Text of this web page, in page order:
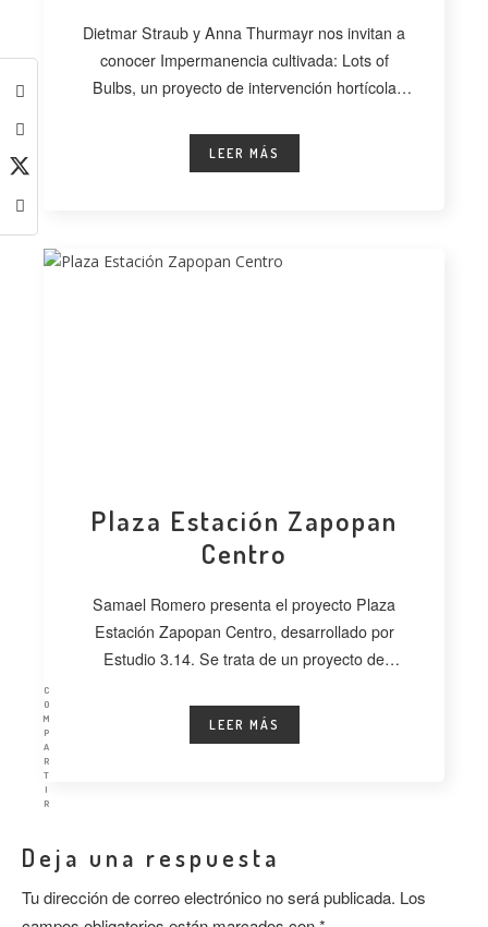
C
O
M
P
A
R
T
I
R
Dietmar Straub y Anna Thurmayr nos invitan a
conocer Impermanencia cultivada: Lots of
Bulbs, un proyecto de intervención hortícola
LEER MÁS
Plaza Estación Zapopan
Centro
Samael Romero presenta el proyecto Plaza
Estación Zapopan Centro, desarrollado por
Estudio 3.14. Se trata de un proyecto de
LEER MÁS
Deja una respuesta
Tu dirección de correo electrónico no será publicada. Los